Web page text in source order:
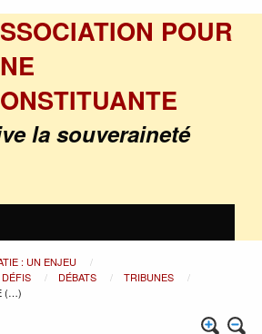
POUR
la souveraineté
: UN ENJEU
DÉBATS
TRIBUNES
(…)